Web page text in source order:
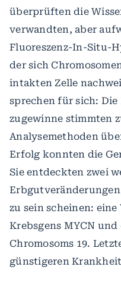
überprüften die
verwandten, aber
Fluoreszenz-In-Situ-
der sich
intakten Zelle
sprechen für sich:
zugewinne stimmten
Analysemethoden
Erfolg konnten die
Sie entdeckten zwei
zu sein scheinen:
Krebsgens MYCN
Chromosoms 19.
günstigeren